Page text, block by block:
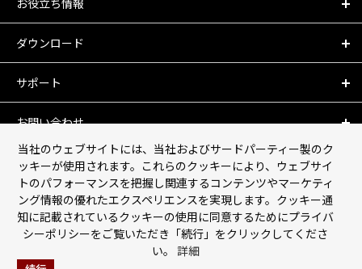
当社のウェブサイトには、当社およびサードパーティー製のク
ッキーが使用されます。これらのクッキーにより、ウェブサイ
トのパフォーマンスを把握し関連するコンテンツやマーケティ
ング情報の優れたエクスペリエンスを実現します。クッキー通
知に記載されているクッキーの使用に同意するためにプライバ
シーポリシーをご覧いただき「続行」をクリックしてくださ
い。 詳細
お役立ち情報
ダウンロード
サポート
お問い合わせ
会社情報
個人情報保護について
利用規約